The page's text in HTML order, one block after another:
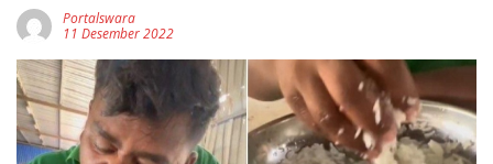
Portalswara
11 Desember 2022